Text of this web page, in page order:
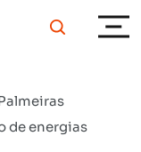
de energias